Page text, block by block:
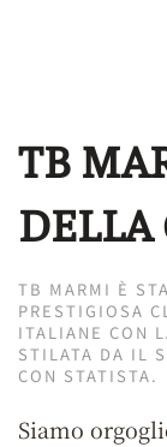
TB
DELLA
TB MARMI È
PRESTIGIOSA
ITALIANE CON
STILATA DA IL
CON STATISTA.
Siamo